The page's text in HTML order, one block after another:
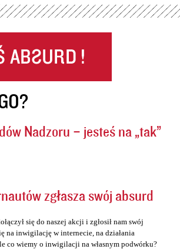
Nadzoru – jesteś na „tak”
zgłasza swój absurd
się do naszej akcji i zgłosił nam swój
na inwigilację w internecie, na działania
co wiemy o inwigilacji na własnym podwórku?